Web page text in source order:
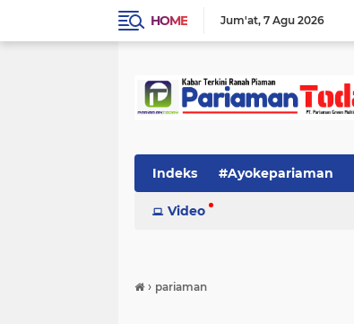
HOME Jum'at 7 Agu 2026
Indeks #Ayokepariaman
Video
› pariaman